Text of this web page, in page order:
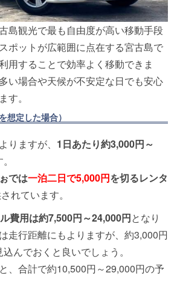
島観光で最も自由度が高い移動手段
ポットが広範囲に点在する宮古島で
用することで効率よく移動できま
い場合や天候が不安定な日でも安心
す。
想定した場合）
りますが、 1日あたり約3,000円～
では一泊二日で5,000円を切るレンタ
れています。
費用は約7,500円～24,000円となり
走行距離にもよりますが、約3,000円
んでおくと良いでしょう。
、合計で約10,500円～29,000円の予